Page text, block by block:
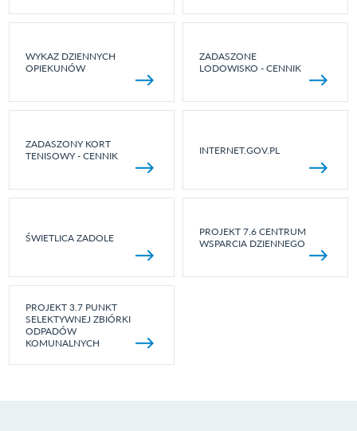
WYKAZ DZIENNYCH
OPIEKUNÓW
ZADASZONE
LODOWISKO - CENNIK
ZADASZONY KORT
TENISOWY - CENNIK
INTERNET.GOV.PL
ŚWIETLICA ZADOLE
PROJEKT 7.6 CENTRUM
WSPARCIA DZIENNEGO
PROJEKT 3.7 PUNKT
SELEKTYWNEJ ZBIÓRKI
ODPADÓW
KOMUNALNYCH